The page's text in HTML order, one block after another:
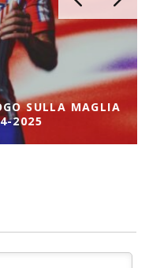
SULLA MAGLIA
2025